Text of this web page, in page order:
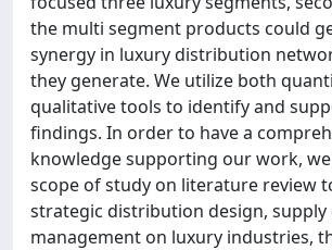
the multi segment products could
synergy in luxury distribution
they generate. We utilize both
qualitative tools to identify and
findings. In order to have a
knowledge supporting our work,
scope of study on literature review
strategic distribution design, supply
management on luxury industries,